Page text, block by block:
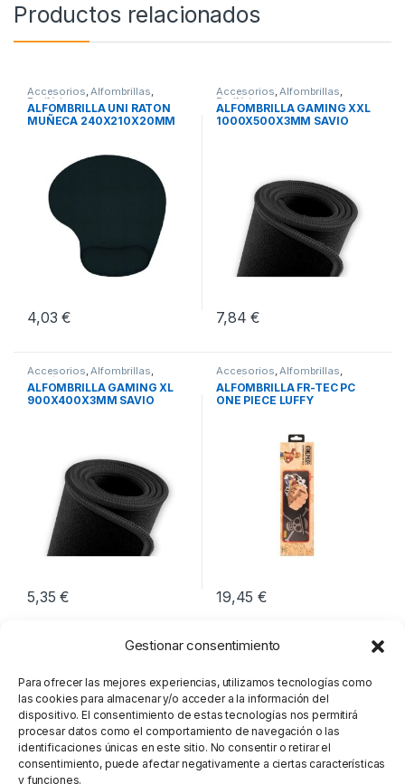
Gestionar consentimiento
Para ofrecer las mejores experiencias, utilizamos tecnologías como
las cookies para almacenar y/o acceder a la información del
dispositivo. El consentimiento de estas tecnologías nos permitirá
procesar datos como el comportamiento de navegación o las
identificaciones únicas en este sitio. No consentir o retirar el
consentimiento, puede afectar negativamente a ciertas características
y funciones.
Productos relacionados
Accesorios,Alfombrillas,
Periféricos
ALFOMBRILLA UNI RATON
MUÑECA 240X210X20MM
4,03€
Accesorios,Alfombrillas,
Periféricos
ALFOMBRILLA GAMING XXL
1000X500X3MM SAVIO
7,84€
Accesorios,Alfombrillas,
Periféricos
ALFOMBRILLA GAMING XL
900X400X3MM SAVIO
5,35€
Accesorios,Alfombrillas,
Periféricos
ALFOMBRILLA FR-TEC PC
ONE PIECE LUFFY
19,45€